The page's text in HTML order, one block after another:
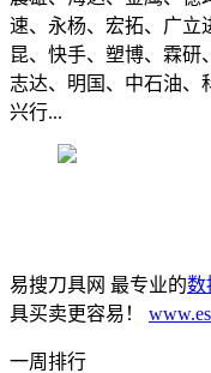
速、永杨、宏拓、广立
昆、快手、塑博、霖研
志达、明国、中石油、
兴行...
易搜刀具网 最专业的数
具买卖更容易！
一周排行